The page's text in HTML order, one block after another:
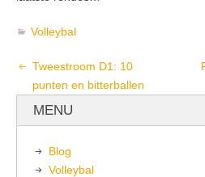
Volleybal
Tweestroom D1: 10
punten en bitterballen
MENU
Blog
Volleybal